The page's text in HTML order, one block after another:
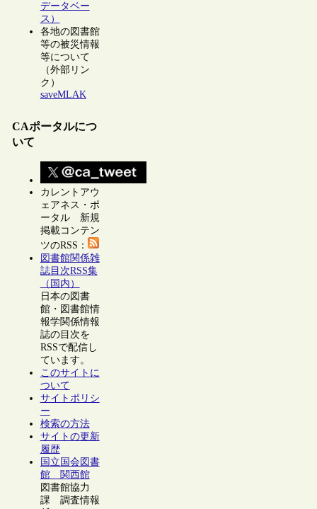
データベー
ス）
各地の図書館
等の被災情報
等について
（外部リン
ク）
saveMLAK
CAポータルにつ
いて
カレントアウ
ェアネス・ポ
ータル 新規
掲載コンテン
ツのRSS：
図書館関係雑
誌目次RSS集
（国内）
日本の図書
館・図書館情
報学関係情報
誌の目次を
RSSで配信し
ています。
このサイトに
ついて
サイトポリシ
ー
検索の方法
サイトの更新
履歴
国立国会図書
館 関西館
図書館協力
課 調査情報